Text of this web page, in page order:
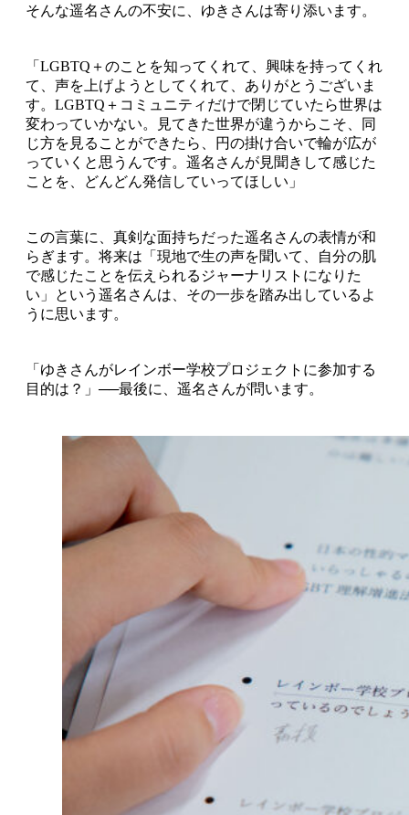
そんな遥名さんの不安に、ゆきさんは寄り添います。
「LGBTQ＋のことを知ってくれて、興味を持ってくれ
て、声を上げようとしてくれて、ありがとうございま
す。LGBTQ＋コミュニティだけで閉じていたら世界は
変わっていかない。見てきた世界が違うからこそ、同
じ方を見ることができたら、円の掛け合いで輪が広が
っていくと思うんです。遥名さんが見聞きして感じた
ことを、どんどん発信していってほしい」
この言葉に、真剣な面持ちだった遥名さんの表情が和
らぎます。将来は「現地で生の声を聞いて、自分の肌
で感じたことを伝えられるジャーナリストになりた
い」という遥名さんは、その一歩を踏み出しているよ
うに思います。
「ゆきさんがレインボー学校プロジェクトに参加する
目的は？」──最後に、遥名さんが問います。